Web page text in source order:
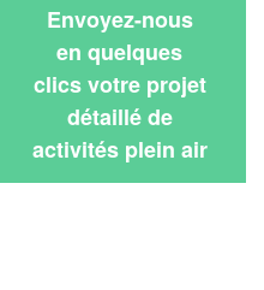
Envoyez-nous
en quelques
clics votre projet
détaillé de
activités plein air